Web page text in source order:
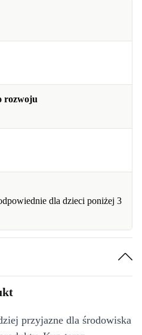
rozwoju
dla dzieci poniżej 3
przyjazne dla środowiska